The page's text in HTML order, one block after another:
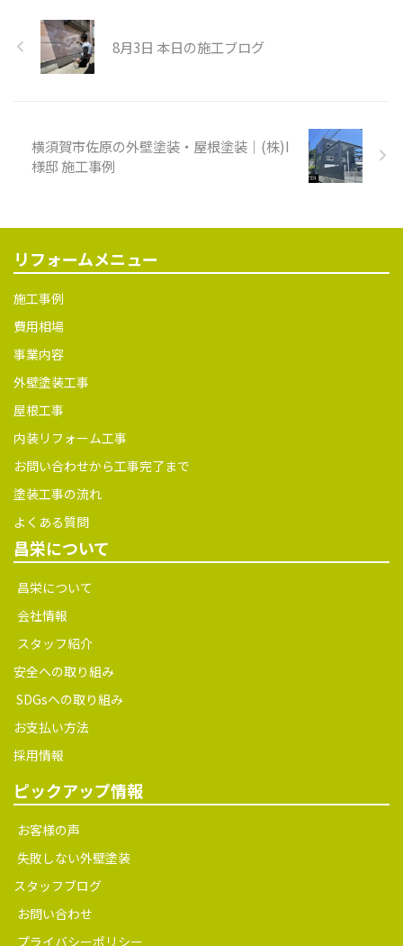
とができます。ぜひ参考にして
...
ありません。応急処置で ...
に塗料にはさまざまな種類が
あり、価格や耐久性、見た目の
美しさなども違います。初めて
ね。 これまで最も主流だった
のは「シリコン塗料」です
が、近年は「ラジカル塗料
ラジカルとは、塗膜の顔料が
紫外線などを受けて発生す
る“劣化の原因分子”のこと。こ
のラジ ...
8月3日 本日の施工ブログ
横須賀市佐原の外壁塗装・屋根塗装｜(株)I
様邸 施工事例
リフォームメニュー
施工事例
費用相場
事業内容
外壁塗装工事
屋根工事
内装リフォーム工事
お問い合わせから工事完了まで
塗装工事の流れ
よくある質問
昌栄について
昌栄について
会社情報
スタッフ紹介
安全への取り組み
SDGsへの取り組み
お支払い方法
採用情報
ピックアップ情報
お客様の声
失敗しない外壁塗装
スタッフブログ
お問い合わせ
プライバシーポリシー